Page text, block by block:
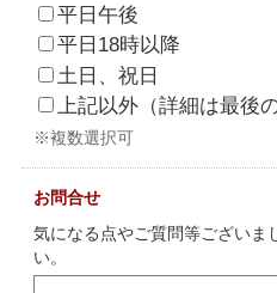
平日午後
平日18時以降
土日、祝日
上記以外（詳細は最後
※複数選択可
お問合せ
気になる点やご質問等ございま
い。